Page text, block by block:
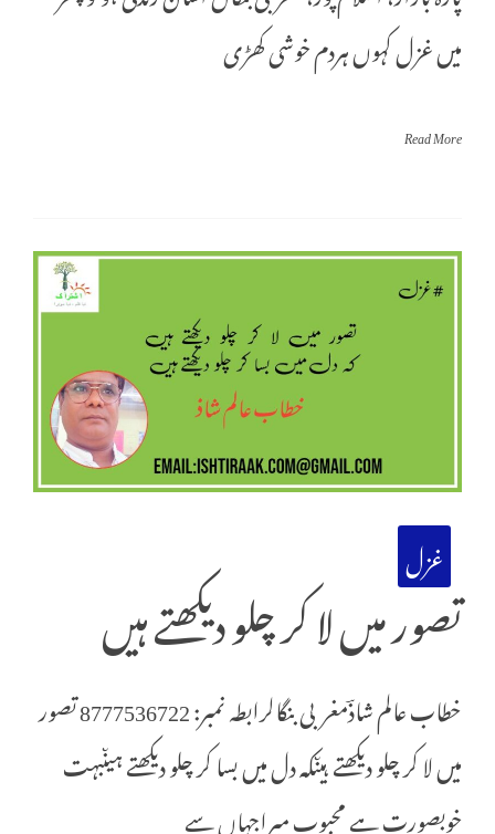
میں غزل کہوں ہردم خوشی کھڑی
Read More
غزل
تصور میں لا کر چلو دیکھتے ہیں
خطاب عالم شاذؔمغربی بنگالرابطہ نمبر: 8777536722 تصور
میں لا کر چلو دیکھتے ہیںکہ دل میں بسا کر چلو دیکھتے ہیںبہت
خوبصورت ہے محبوب میراجہاں سے